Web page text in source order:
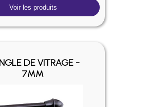
Voir les produits
DE VITRAGE -
7MM